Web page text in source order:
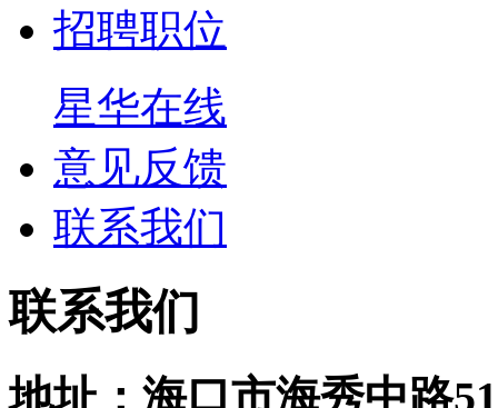
招聘职位
星华在线
意见反馈
联系我们
联系我们
地址：海口市海秀中路